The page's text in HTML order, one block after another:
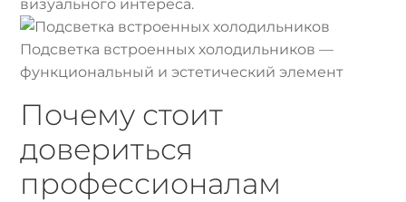
визуального интереса.
Подсветка встроенных холодильников —
функциональный и эстетический элемент
Почему стоит
довериться
профессионалам